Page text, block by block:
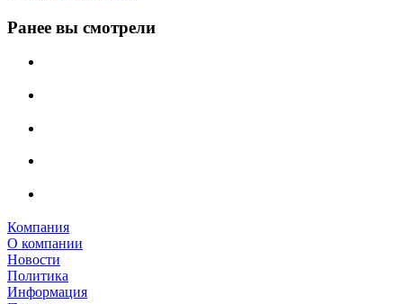
Ранее вы смотрели
Компания
О компании
Новости
Политика
Информация